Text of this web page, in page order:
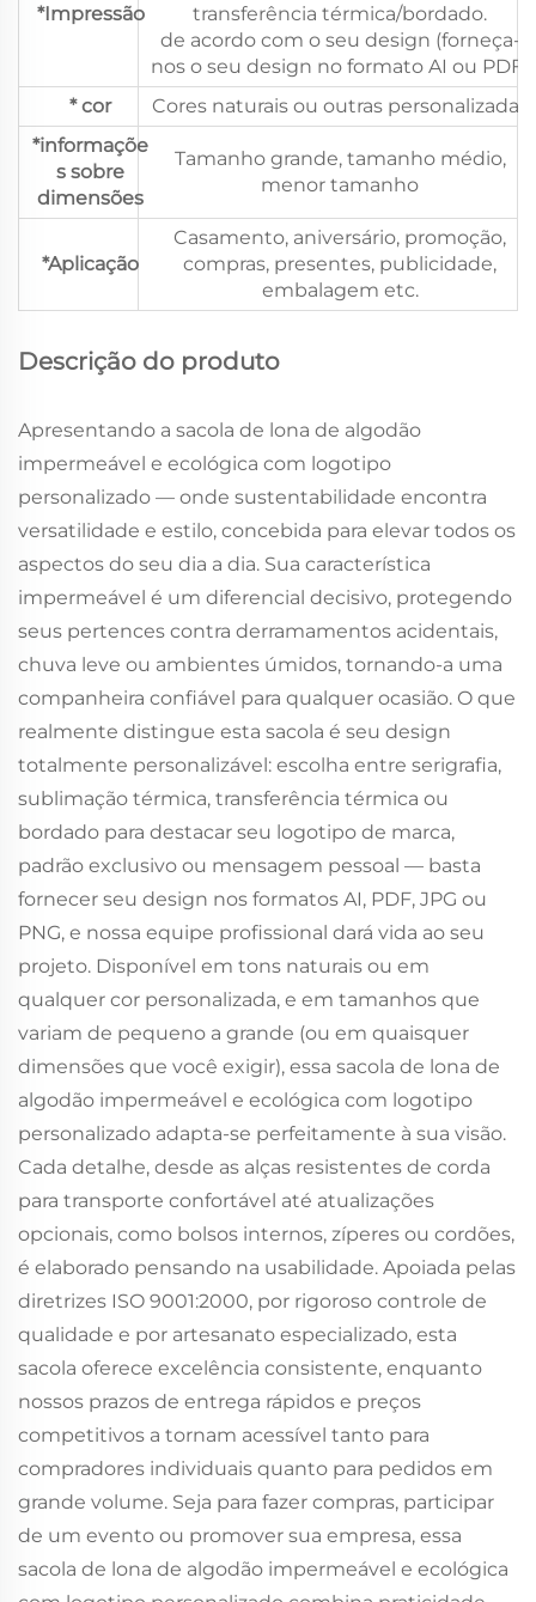
*Impressão
transferência térmica/bordado.
de acordo com o seu design (forneça-
nos o seu design no formato AI ou PDF)
* cor
Cores naturais ou outras personalizadas
*informaçõe
s sobre
dimensões
Tamanho grande, tamanho médio,
menor tamanho
*Aplicação
Casamento, aniversário, promoção,
compras, presentes, publicidade,
embalagem etc.
Descrição do produto
Apresentando a sacola de lona de algodão
impermeável e ecológica com logotipo
personalizado — onde sustentabilidade encontra
versatilidade e estilo, concebida para elevar todos os
aspectos do seu dia a dia. Sua característica
impermeável é um diferencial decisivo, protegendo
seus pertences contra derramamentos acidentais,
chuva leve ou ambientes úmidos, tornando-a uma
companheira confiável para qualquer ocasião. O que
realmente distingue esta sacola é seu design
totalmente personalizável: escolha entre serigrafia,
sublimação térmica, transferência térmica ou
bordado para destacar seu logotipo de marca,
padrão exclusivo ou mensagem pessoal — basta
fornecer seu design nos formatos AI, PDF, JPG ou
PNG, e nossa equipe profissional dará vida ao seu
projeto. Disponível em tons naturais ou em
qualquer cor personalizada, e em tamanhos que
variam de pequeno a grande (ou em quaisquer
dimensões que você exigir), essa sacola de lona de
algodão impermeável e ecológica com logotipo
personalizado adapta-se perfeitamente à sua visão.
Cada detalhe, desde as alças resistentes de corda
para transporte confortável até atualizações
opcionais, como bolsos internos, zíperes ou cordões,
é elaborado pensando na usabilidade. Apoiada pelas
diretrizes ISO 9001:2000, por rigoroso controle de
qualidade e por artesanato especializado, esta
sacola oferece excelência consistente, enquanto
nossos prazos de entrega rápidos e preços
competitivos a tornam acessível tanto para
compradores individuais quanto para pedidos em
grande volume. Seja para fazer compras, participar
de um evento ou promover sua empresa, essa
sacola de lona de algodão impermeável e ecológica